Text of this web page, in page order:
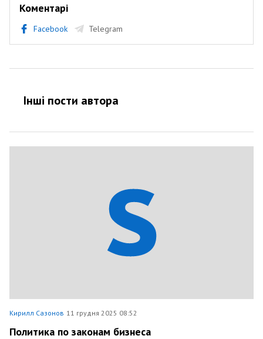
Коментарі
Facebook Telegram
Інші пости автора
Кирилл Сазонов 11 грудня 2025 08:52
Политика по законам бизнеса